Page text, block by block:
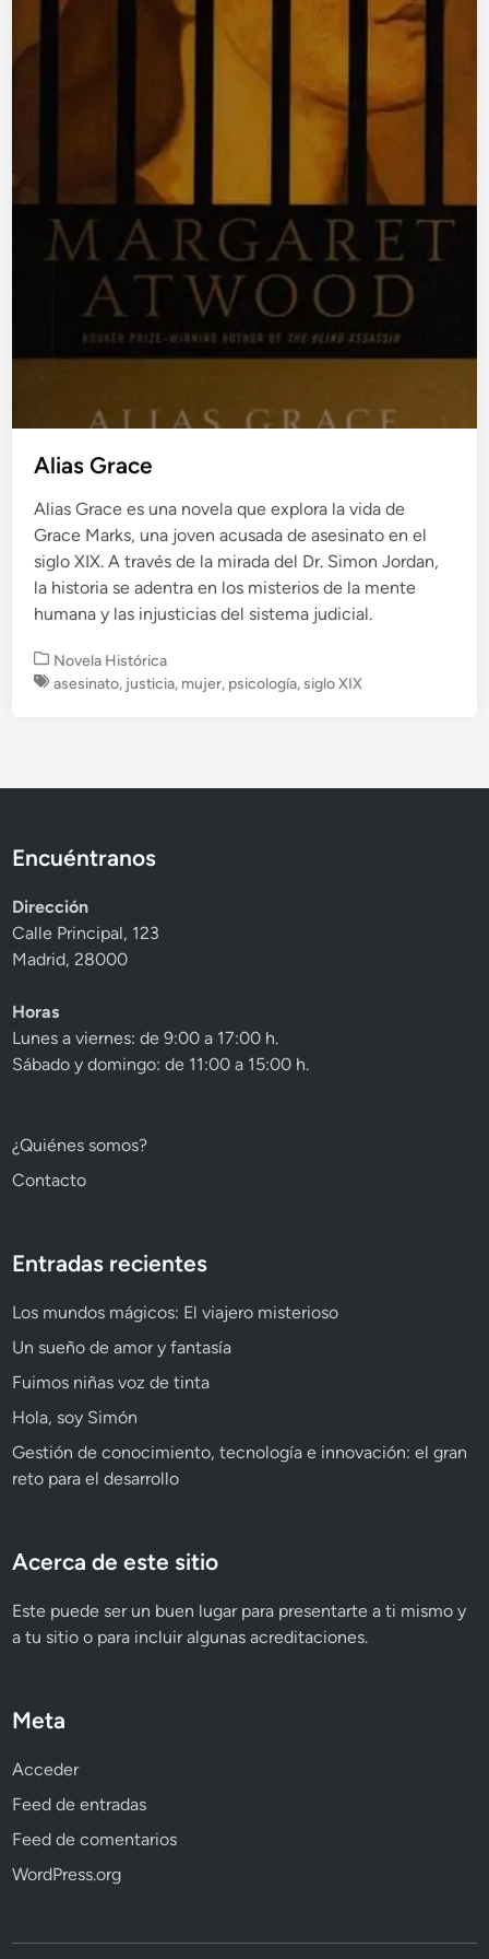
Alias Grace
Alias Grace es una novela que explora la vida de
Grace Marks, una joven acusada de asesinato en el
siglo XIX. A través de la mirada del Dr. Simon Jordan,
la historia se adentra en los misterios de la mente
humana y las injusticias del sistema judicial.
P
u
e
Novela Histórica
asesinato, justicia, mujer, psicología,siglo XIX
Encuéntranos
Dirección
Calle Principal, 123
Madrid, 28000
Horas
Lunes a viernes: de 9:00 a 17:00 h.
Sábado y domingo: de 11:00 a 15:00 h.
¿Quiénes somos?
Contacto
Entradas recientes
Los mundos mágicos: El viajero misterioso
Un sueño de amor y fantasía
Fuimos niñas voz de tinta
Hola, soy Simón
Gestión de conocimiento, tecnología e innovación: el gran
reto para el desarrollo
Acerca de este sitio
Este puede ser un buen lugar para presentarte a ti mismo y
a tu sitio o para incluir algunas acreditaciones.
Meta
Acceder
Feed de entradas
Feed de comentarios
WordPress.org